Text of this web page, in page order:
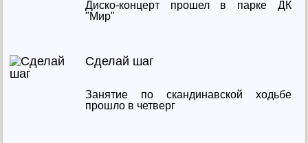
Диско-концерт прошел в парке ДК
"Мир"
Сделай шаг
Занятие по скандинавской ходьбе
прошло в четверг